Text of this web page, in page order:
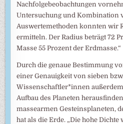
Nachfolgebeobachtungen
Untersuchung und Kombination
Auswertemethoden konnten wir
ermitteln. Der Radius beträgt 72
Masse 55 Prozent der Erdmasse.“
Durch die genaue Bestimmung
einer Genauigkeit von sieben
Wissenschaftler*innen
Aufbau des Planeten
massearmen Gesteinsplaneten,
hat als die Erde. „Die hohe